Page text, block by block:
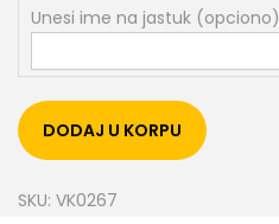
Unesi ime na jastuk (opciono)
DODAJ U KORPU
SKU: VK0267